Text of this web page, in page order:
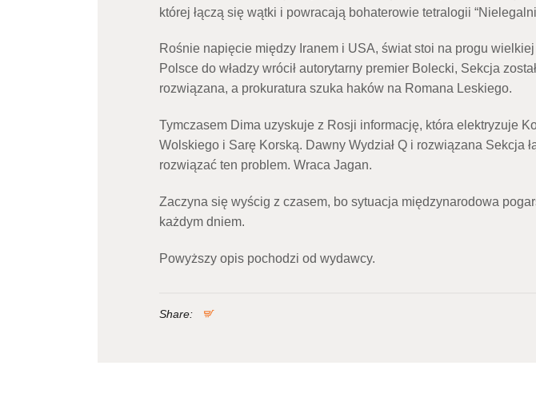
której łączą się wątki i powracają bohaterowie tetralogii
Rośnie napięcie między Iranem i USA, świat stoi na progu
Polsce do władzy wrócił autorytarny premier Bolecki, Sekcja
rozwiązana, a prokuratura szuka haków na Romana Leskiego.
Tymczasem Dima uzyskuje z Rosji informację, która elektryzuje
Wolskiego i Sarę Korską. Dawny Wydział Q i rozwiązana Sekcja
rozwiązać ten problem. Wraca Jagan.
Zaczyna się wyścig z czasem, bo sytuacja międzynarodowa
każdym dniem.
Powyższy opis pochodzi od wydawcy.
Share: